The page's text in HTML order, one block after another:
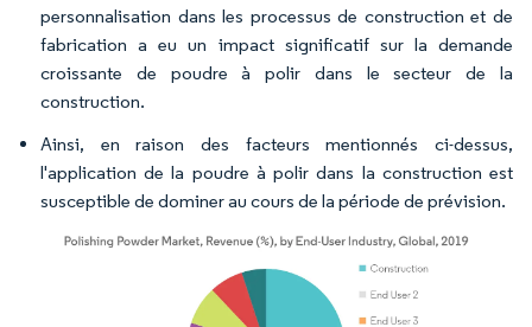
personnalisation dans les processus de construction et de
fabrication a eu un impact significatif sur la demande
croissante de poudre à polir dans le secteur de la
construction.
Ainsi, en raison des facteurs mentionnés ci-dessus,
l'application de la poudre à polir dans la construction est
susceptible de dominer au cours de la période de prévision.